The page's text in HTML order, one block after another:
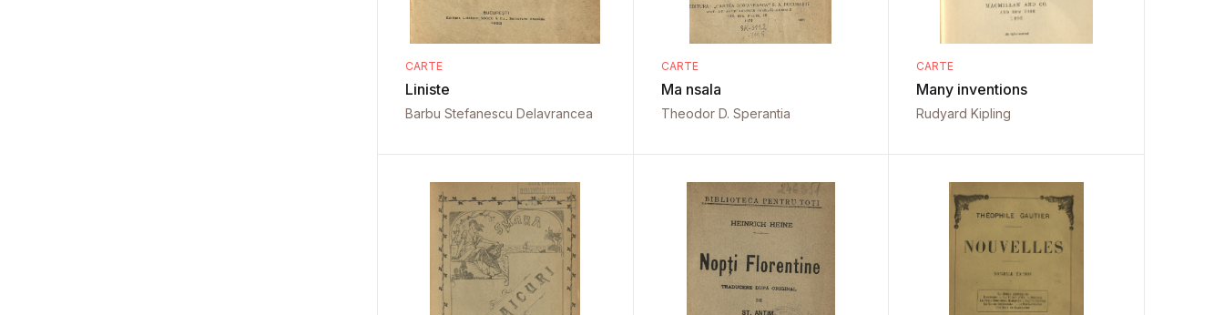
CARTE
Liniste
Barbu Stefanescu Delavrancea
CARTE
Ma nsala
Theodor D. Sperantia
CARTE
Many inventions
Rudyard Kipling